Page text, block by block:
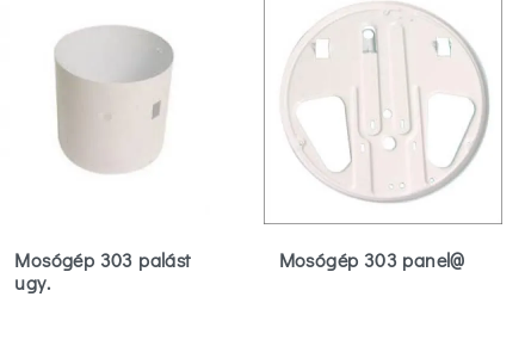
Mosógép 303 palást
ugy.
Mosógép 303 panel@